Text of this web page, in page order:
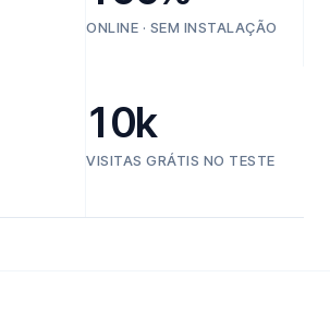
ONLINE · SEM INSTALAÇÃO
10k
VISITAS GRÁTIS NO TESTE